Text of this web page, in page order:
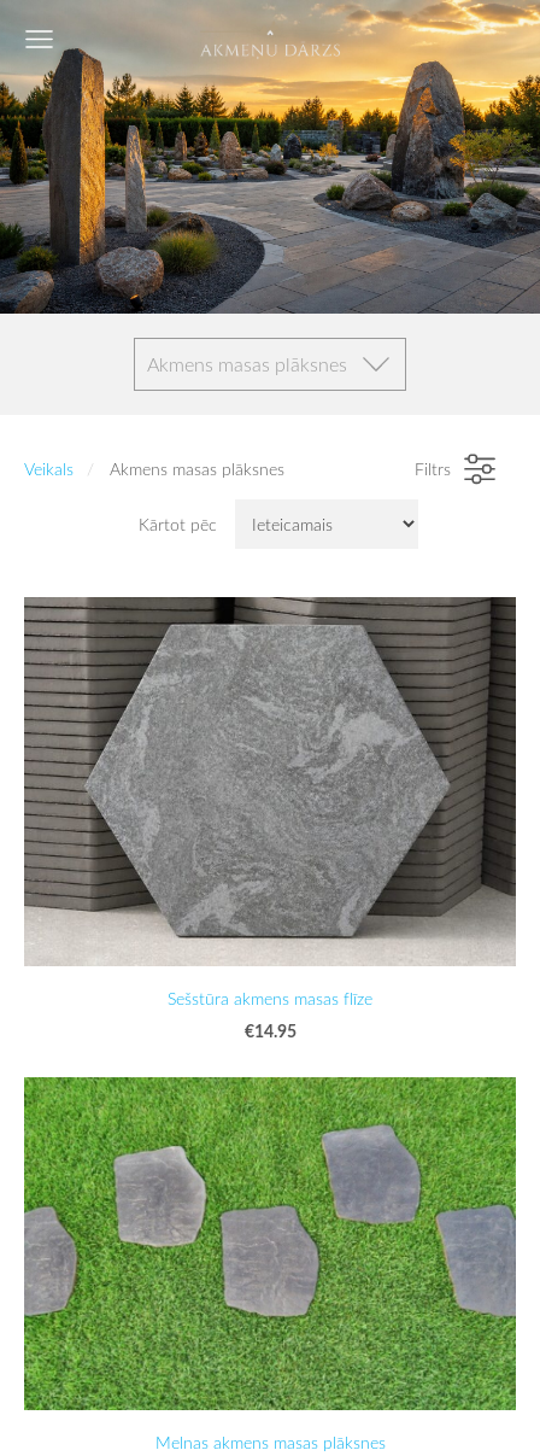
Akmens masas plāksnes
Veikals Akmens masas plāksnes Filtrs
Kārtot pēc
Sešstūra akmens masas flīze
€14.95
Melnas akmens masas plāksnes